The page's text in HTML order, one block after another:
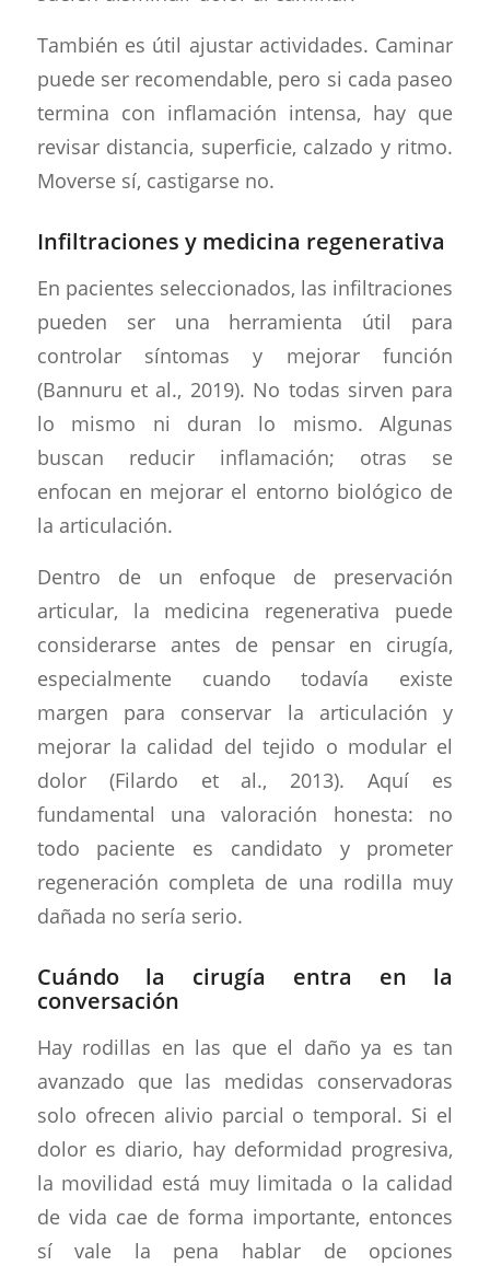
También es útil ajustar actividades. Caminar
puede ser recomendable, pero si cada paseo
termina con inflamación intensa, hay que
revisar distancia, superficie, calzado y ritmo.
Moverse sí, castigarse no.
Infiltraciones y medicina regenerativa
En pacientes seleccionados, las infiltraciones
pueden ser una herramienta útil para
controlar síntomas y mejorar función
(Bannuru et al., 2019). No todas sirven para
lo mismo ni duran lo mismo. Algunas
buscan reducir inflamación; otras se
enfocan en mejorar el entorno biológico de
la articulación.
Dentro de un enfoque de preservación
articular, la medicina regenerativa puede
considerarse antes de pensar en cirugía,
especialmente cuando todavía existe
margen para conservar la articulación y
mejorar la calidad del tejido o modular el
dolor (Filardo et al., 2013). Aquí es
fundamental una valoración honesta: no
todo paciente es candidato y prometer
regeneración completa de una rodilla muy
dañada no sería serio.
Cuándo la cirugía entra en la
conversación
Hay rodillas en las que el daño ya es tan
avanzado que las medidas conservadoras
solo ofrecen alivio parcial o temporal. Si el
dolor es diario, hay deformidad progresiva,
la movilidad está muy limitada o la calidad
de vida cae de forma importante, entonces
sí vale la pena hablar de opciones